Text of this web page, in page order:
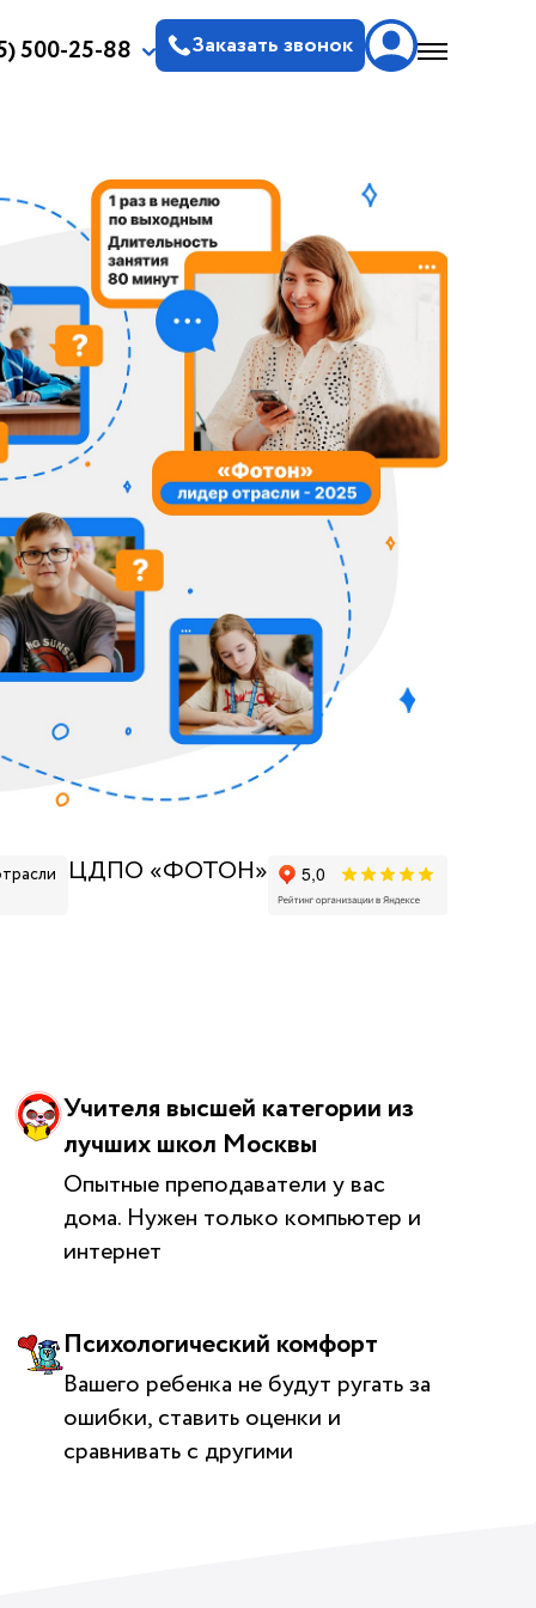
500-25-88 Заказать звонок
ЦДПО «ФОТОН»
Учителя высшей категории из
лучших школ Москвы
Опытные преподаватели у вас
дома. Нужен только компьютер и
интернет
Психологический комфорт
Вашего ребенка не будут ругать за
ошибки, ставить оценки и
сравнивать с другими